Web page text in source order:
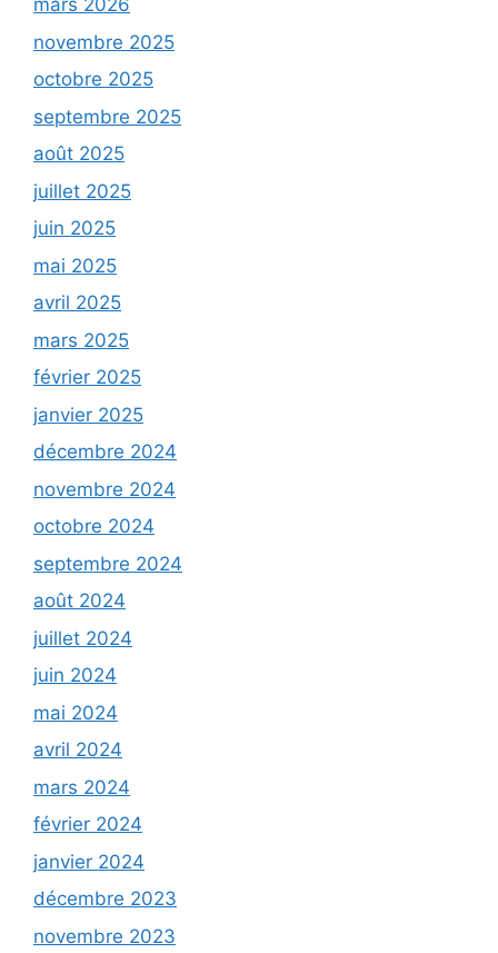
mars 2026
novembre 2025
octobre 2025
septembre 2025
août 2025
juillet 2025
juin 2025
mai 2025
avril 2025
mars 2025
février 2025
janvier 2025
décembre 2024
novembre 2024
octobre 2024
septembre 2024
août 2024
juillet 2024
juin 2024
mai 2024
avril 2024
mars 2024
février 2024
janvier 2024
décembre 2023
novembre 2023